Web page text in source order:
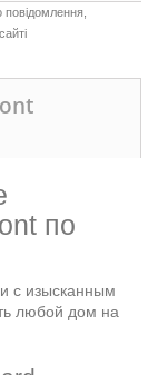
по
с изысканным
любой дом на